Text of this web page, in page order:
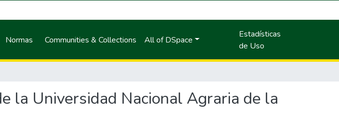
Normas Communities & Collections All of DSpace
Estadísticas
de Uso
la Universidad Nacional Agraria de la